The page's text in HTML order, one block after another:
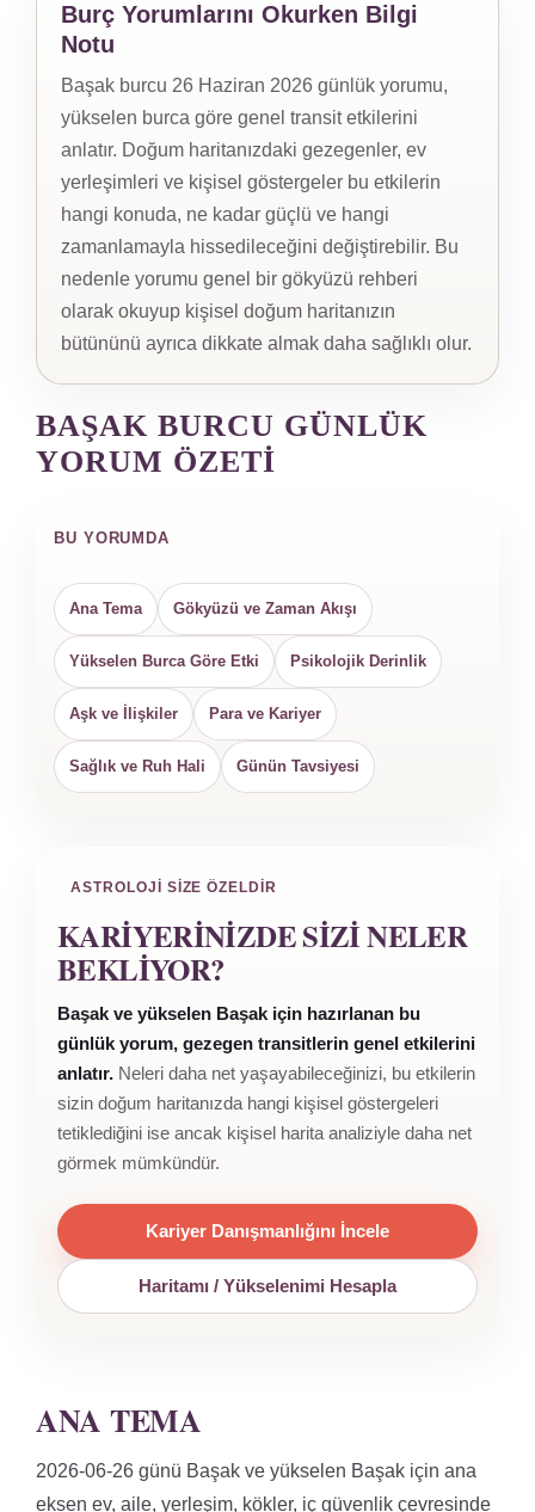
Burç Yorumlarını Okurken Bilgi
Notu
Başak burcu 26 Haziran 2026 günlük yorumu,
yükselen burca göre genel transit etkilerini
anlatır. Doğum haritanızdaki gezegenler, ev
yerleşimleri ve kişisel göstergeler bu etkilerin
hangi konuda, ne kadar güçlü ve hangi
zamanlamayla hissedileceğini değiştirebilir. Bu
nedenle yorumu genel bir gökyüzü rehberi
olarak okuyup kişisel doğum haritanızın
bütününü ayrıca dikkate almak daha sağlıklı olur.
BAŞAK BURCU GÜNLÜK
YORUM ÖZETI
BU YORUMDA
Ana Tema Gökyüzü ve Zaman Akışı
Yükselen Burca Göre Etki Psikolojik Derinlik
Aşk ve İlişkiler Para ve Kariyer
Sağlık ve Ruh Hali Günün Tavsiyesi
ASTROLOJI SIZE ÖZELDIR
KARIYERINIZDE SIZI NELER
BEKLIYOR?
Başak ve yükselen Başak için hazırlanan bu
günlük yorum, gezegen transitlerin genel etkilerini
anlatır. Neleri daha net yaşayabileceğinizi, bu etkilerin
sizin doğum haritanızda hangi kişisel göstergeleri
tetiklediğini ise ancak kişisel harita analiziyle daha net
görmek mümkündür.
Kariyer Danışmanlığını İncele
Haritamı / Yükselenimi Hesapla
ANA TEMA
2026-06-26 günü Başak ve yükselen Başak için ana
eksen ev, aile, yerleşim, kökler, iç güvenlik çevresinde